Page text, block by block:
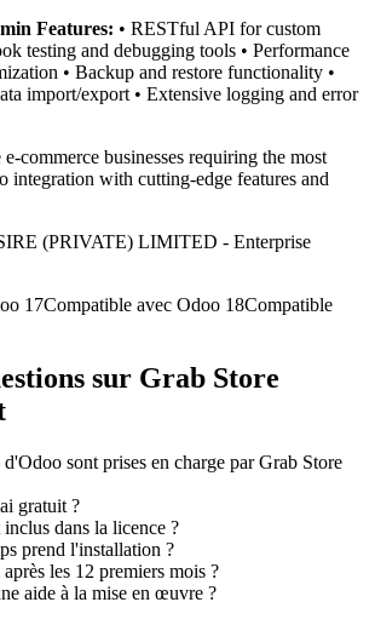
Features: • RESTful API for custom
testing and debugging tools • Performance
• Backup and restore functionality •
import/export • Extensive logging and error
commerce businesses requiring the most
integration with cutting-edge features and
(PRIVATE) LIMITED - Enterprise
17Compatible avec Odoo 18Compatible
sur Grab Store
sont prises en charge par Grab Store
gratuit ?
dans la licence ?
prend l'installation ?
les 12 premiers mois ?
aide à la mise en œuvre ?